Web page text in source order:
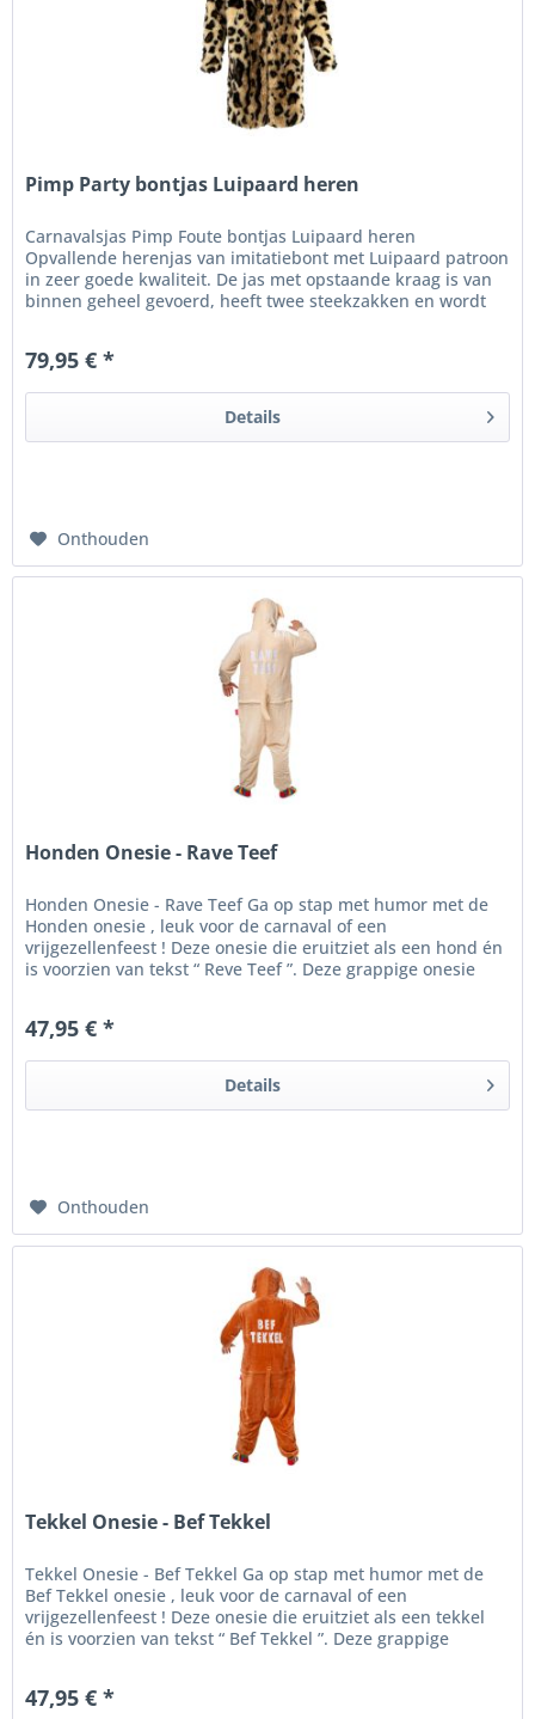
Pimp Party bontjas Luipaard heren
Carnavalsjas Pimp Foute bontjas Luipaard heren
Opvallende herenjas van imitatiebont met Luipaard patroon
in zeer goede kwaliteit. De jas met opstaande kraag is van
binnen geheel gevoerd, heeft twee steekzakken en wordt
79,95 € *
Details
Onthouden
Honden Onesie - Rave Teef
Honden Onesie - Rave Teef Ga op stap met humor met de
Honden onesie , leuk voor de carnaval of een
vrijgezellenfeest ! Deze onesie die eruitziet als een hond én
is voorzien van tekst “ Reve Teef ”. Deze grappige onesie
47,95 € *
Details
Onthouden
Tekkel Onesie - Bef Tekkel
Tekkel Onesie - Bef Tekkel Ga op stap met humor met de
Bef Tekkel onesie , leuk voor de carnaval of een
vrijgezellenfeest ! Deze onesie die eruitziet als een tekkel
én is voorzien van tekst “ Bef Tekkel ”. Deze grappige
47,95 € *